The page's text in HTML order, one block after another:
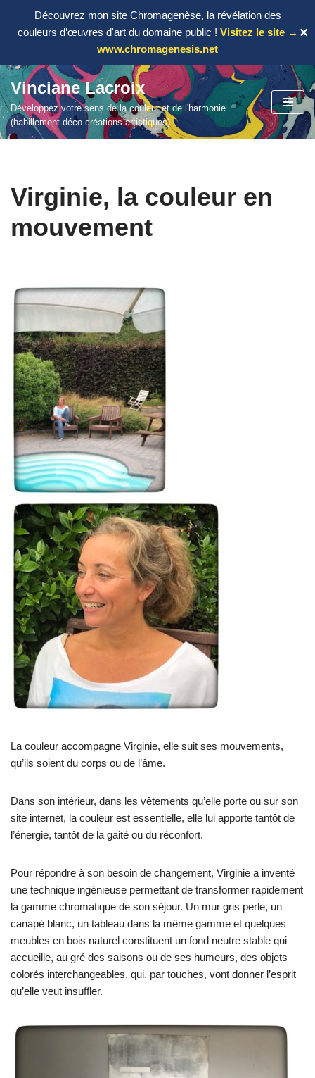
Découvrez mon site Chromagenèse, la révélation des
couleurs d’œuvres d'art du domaine public ! Visitez le site →
www.chromagenesis.net
✕
Aller
au
contenu
Vinciane Lacroix
Développez votre sens de la couleur et de l'harmonie
(habillement-déco-créations artistiques)
Virginie, la couleur en
mouvement
La couleur accompagne Virginie, elle suit ses mouvements,
qu’ils soient du corps ou de l’âme.
Dans son intérieur, dans les vêtements qu’elle porte ou sur son
site internet, la couleur est essentielle, elle lui apporte tantôt de
l’énergie, tantôt de la gaité ou du réconfort.
Pour répondre à son besoin de changement, Virginie a inventé
une technique ingénieuse permettant de transformer rapidement
la gamme chromatique de son séjour. Un mur gris perle, un
canapé blanc, un tableau dans la même gamme et quelques
meubles en bois naturel constituent un fond neutre stable qui
accueille, au gré des saisons ou de ses humeurs, des objets
colorés interchangeables, qui, par touches, vont donner l’esprit
qu’elle veut insuffler.